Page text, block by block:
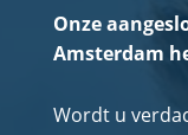
Onze
Amsterdam
Wordt u